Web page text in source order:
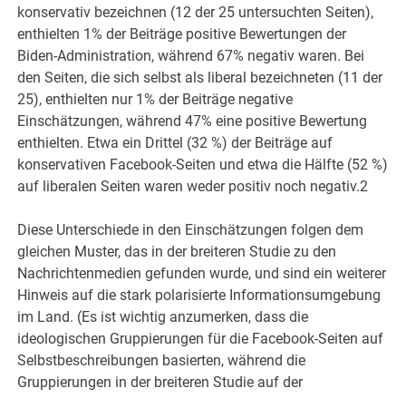
konservativ bezeichnen (12 der 25 untersuchten Seiten),
enthielten 1% der Beiträge positive Bewertungen der
Biden-Administration, während 67% negativ waren. Bei
den Seiten, die sich selbst als liberal bezeichneten (11 der
25), enthielten nur 1% der Beiträge negative
Einschätzungen, während 47% eine positive Bewertung
enthielten. Etwa ein Drittel (32 %) der Beiträge auf
konservativen Facebook-Seiten und etwa die Hälfte (52 %)
auf liberalen Seiten waren weder positiv noch negativ.2
Diese Unterschiede in den Einschätzungen folgen dem
gleichen Muster, das in der breiteren Studie zu den
Nachrichtenmedien gefunden wurde, und sind ein weiterer
Hinweis auf die stark polarisierte Informationsumgebung
im Land. (Es ist wichtig anzumerken, dass die
ideologischen Gruppierungen für die Facebook-Seiten auf
Selbstbeschreibungen basierten, während die
Gruppierungen in der breiteren Studie auf der